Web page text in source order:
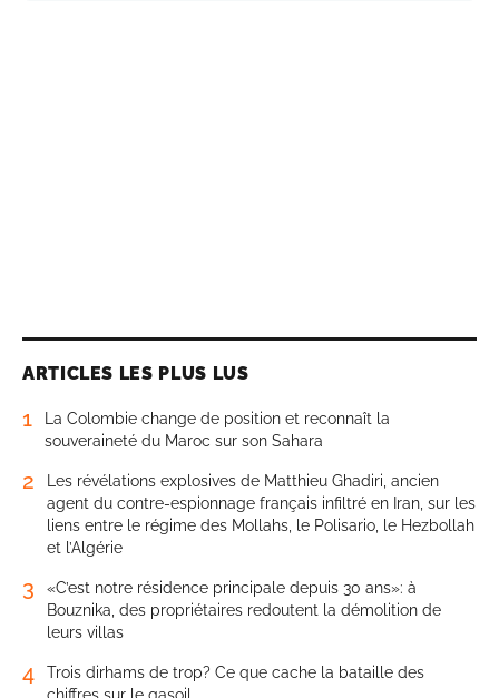
ARTICLES LES PLUS LUS
1
La Colombie change de position et reconnaît la
souveraineté du Maroc sur son Sahara
2
Les révélations explosives de Matthieu Ghadiri, ancien
agent du contre-espionnage français infiltré en Iran, sur les
liens entre le régime des Mollahs, le Polisario, le Hezbollah
et l’Algérie
3
«C’est notre résidence principale depuis 30 ans»: à
Bouznika, des propriétaires redoutent la démolition de
leurs villas
4
Trois dirhams de trop? Ce que cache la bataille des
chiffres sur le gasoil